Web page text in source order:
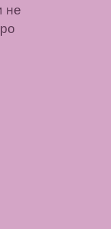
не